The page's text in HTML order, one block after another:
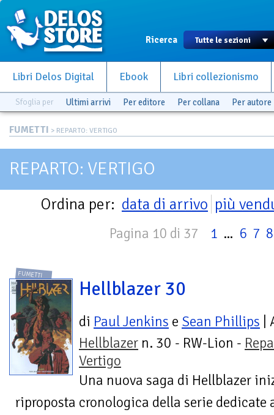
Ricerca
Libri Delos Digital Ebook Libri collezionismo
Sfoglia per Ultimi arrivi Per editore Per collana Per autore
FUMETTI > REPARTO: VERTIGO
REPARTO: VERTIGO
Ordina per: data di arrivo più
Pagina 10 di 37 1 ... 6 7 8
FUMETTI
Hellblazer 30
di Paul Jenkins e Sean Phillips |
Hellblazer n. 30 - RW-Lion -
Vertigo
Una nuova saga di Hellblazer
riproposta cronologica della serie dedicate